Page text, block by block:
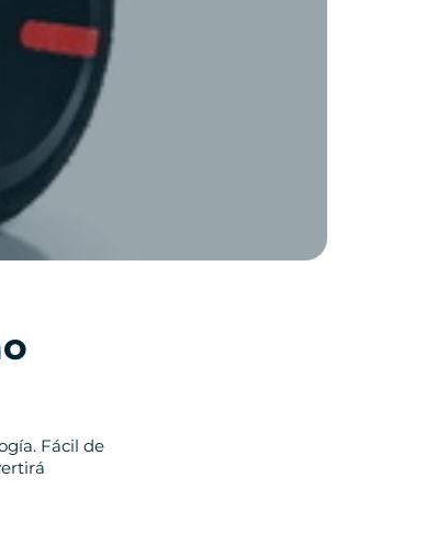
Fácil de